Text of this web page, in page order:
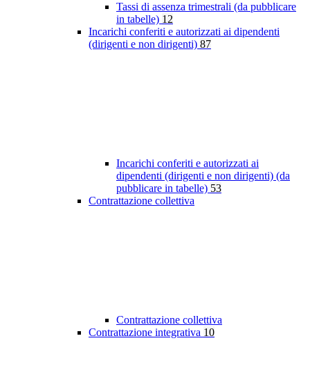
Tassi di assenza trimestrali (da pubblicare
in tabelle) 12
Incarichi conferiti e autorizzati ai dipendenti
(dirigenti e non dirigenti) 87
Incarichi conferiti e autorizzati ai
dipendenti (dirigenti e non dirigenti) (da
pubblicare in tabelle) 53
Contrattazione collettiva
Contrattazione collettiva
Contrattazione integrativa 10